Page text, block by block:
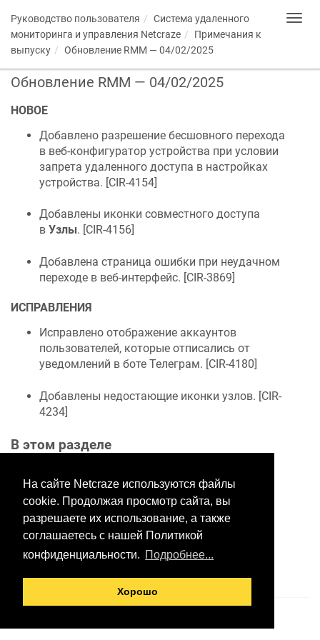
На сайте Netcraze используются файлы
cookie. Продолжая просмотр сайта, вы
разрешаете их использование, а также
соглашаетесь с нашей Политикой
конфиденциальности. Подробнее...
Хорошо
Руководство пользователя
Система удаленного
мониторинга и управления Netcraze
Примечания к
выпуску
Обновление RMM — 04/02/2025
Обновление RMM — 04/02/2025
НОВОЕ
Добавлено разрешение бесшовного перехода
в веб-конфигуратор устройства при условии
запрета удаленного доступа в настройках
устройства. [CIR-4154]
Добавлены иконки совместного доступа
в Узлы. [CIR-4156]
Добавлена страница ошибки при неудачном
переходе в веб-интерфейс. [CIR-3869]
ИСПРАВЛЕНИЯ
Исправлено отображение аккаунтов
пользователей, которые отписались от
уведомлений в боте Телеграм. [CIR-4180]
Добавлены недостающие иконки узлов. [CIR-
4234]
В этом разделе
Хотите оставить отзыв?
Нажмите здесь, чтобы
предложить правки.